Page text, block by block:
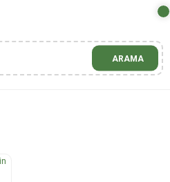
ARAMA